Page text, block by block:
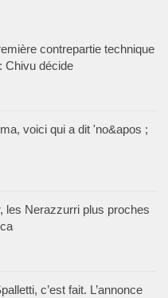
contrepartie technique
Chivu décide
voici qui a dit 'no&apos ;
les Nerazzurri plus proches
c’est fait. L’annonce